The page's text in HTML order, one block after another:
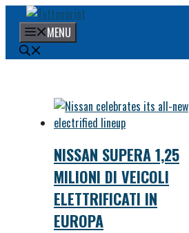
contenuto
MENU
NISSAN SUPERA 1,25
MILIONI DI VEICOLI
ELETTRIFICATI IN
EUROPA